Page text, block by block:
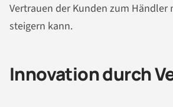
Vertrauen der Kunden zum Händler
steigern kann.
Innovation durch